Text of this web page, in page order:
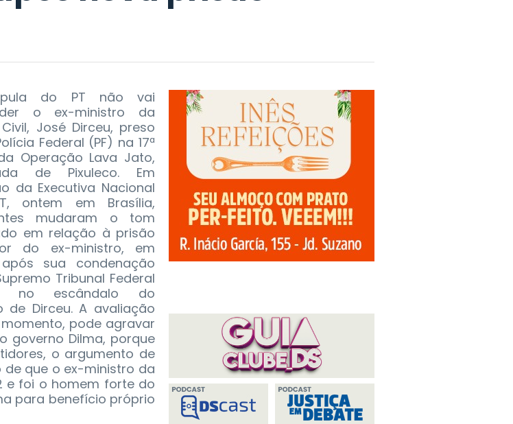
do PT não vai
o ex-ministro da
José Dirceu, preso
Federal (PF) na 17ª
Operação Lava Jato,
de Pixuleco. Em
da Executiva Nacional
ontem em Brasília,
mudaram o tom
em relação à prisão
do ex-ministro, em
após sua condenação
Tribunal Federal
no escândalo do
Dirceu. A avaliação
pode agravar
governo Dilma, porque
o argumento de
que o ex-ministro da
e foi o homem forte do
para benefício próprio